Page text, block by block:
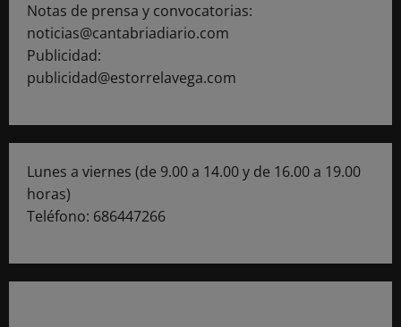
Notas de prensa y convocatorias:
noticias@cantabriadiario.com
Publicidad:
publicidad@estorrelavega.com
Lunes a viernes (de 9.00 a 14.00 y de 16.00 a 19.00
horas)
Teléfono: 686447266